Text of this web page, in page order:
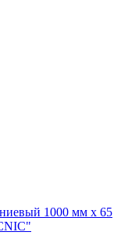
1000 мм х 65